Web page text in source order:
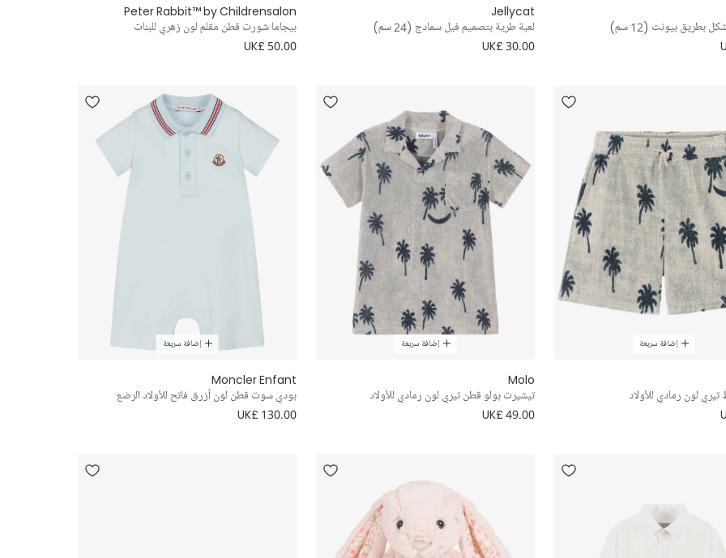
بطريق بيونت (12 سم)
Jellycat
لعبة طرية بتصميم فيل سمادج (24 سم)
UK£ 30.00
Peter Rabbit™ by Childrensalon
بيجاما شورت قطن مقلم لون زهري للبنات
UK£ 50.00
إضافة سريعة
لون رمادي للأولاد
إضافة سريعة
Molo
تيشيرت بولو قطن تيري لون رمادي للأولاد
UK£ 49.00
إضافة سريعة
Moncler Enfant
بودي سوت قطن لون أزرق فاتح للأولاد الرضع
UK£ 130.00